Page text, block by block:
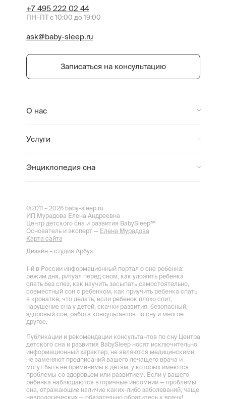
+7 495 222 02 44
ПН–ПТ с 10:00 до 19:00
ask@baby-sleep.ru
Записаться на консультацию
О нас
Услуги
Энциклопедия сна
©2011 – 2026 baby-sleep.ru
ИП Мурадова Елена Андреевна
Центр детского сна и развития BabySleep™
Основатель и эксперт — Елена Мурадова
Карта сайта
Дизайн – студия Арбуз
1-й в России информационный портал о сне ребенка:
режим дня, ритуал перед сном, как уложить ребенка
спать без слез, как научить засыпать самостоятельно,
совместный сон с ребенком, как приучить ребенка спать
в кроватке, что делать, если ребенок плохо спит,
нарушение сна у детей, скачки развития, безопасный,
здоровый сон, работа консультантов по сну и многое
другое.
Публикации и рекомендации консультантов по сну Центра
детского сна и развития BabySleep носят исключительно
информационный характер, не являются медицинскими,
не заменяют предписаний вашего лечащего врача и
могут быть не применимы к детям, у которых имеются
проблемы со здоровьем или развитием. Если у вашего
ребенка наблюдаются вторичные инсомнии — проблемы
сна, отражающие наличие каких-либо заболеваний, чаще
неврологических — обязательно обратитесь к врачу!